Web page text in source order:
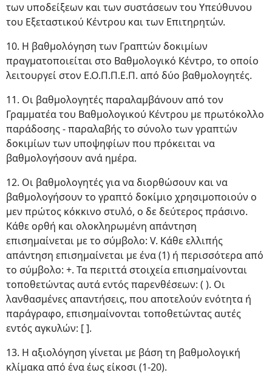
των υποδείξεων και των συστάσεων του Υπεύθυνου
του Εξεταστικού Κέντρου και των Επιτηρητών.
10. Η βαθμολόγηση των Γραπτών δοκιμίων
πραγματοποιείται στο Βαθμολογικό Κέντρο, το οποίο
λειτουργεί στον Ε.Ο.Π.Π.Ε.Π. από δύο βαθμολογητές.
11. Οι βαθμολογητές παραλαμβάνουν από τον
Γραμματέα του Βαθμολογικού Κέντρου με πρωτόκολλο
παράδοσης - παραλαβής το σύνολο των γραπτών
δοκιμίων των υποψηφίων που πρόκειται να
βαθμολογήσουν ανά ημέρα.
12. Οι βαθμολογητές για να διορθώσουν και να
βαθμολογήσουν το γραπτό δοκίμιο χρησιμοποιούν ο
μεν πρώτος κόκκινο στυλό, ο δε δεύτερος πράσινο.
Κάθε ορθή και ολοκληρωμένη απάντηση
επισημαίνεται με το σύμβολο: V. Κάθε ελλιπής
απάντηση επισημαίνεται με ένα (1) ή περισσότερα από
το σύμβολο: +. Τα περιττά στοιχεία επισημαίνονται
τοποθετώντας αυτά εντός παρενθέσεων: ( ). Οι
λανθασμένες απαντήσεις, που αποτελούν ενότητα ή
παράγραφο, επισημαίνονται τοποθετώντας αυτές
εντός αγκυλών: [ ].
13. Η αξιολόγηση γίνεται με βάση τη βαθμολογική
κλίμακα από ένα έως είκοσι (1-20).